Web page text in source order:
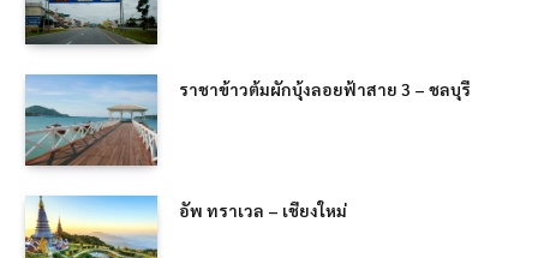
ราชาข้าวต้มผักบุ้งลอยฟ้าสาย 3 – ชลบุรี
อัพ ทราเวล – เชียงใหม่